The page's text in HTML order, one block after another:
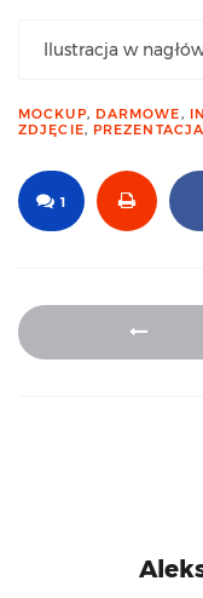
Ilustracja w
MOCKUP, DARMOWE,
ZDJĘCIE, PREZENTACJA
1